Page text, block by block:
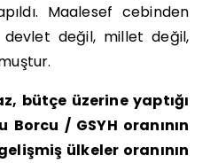
Maalesef cebinden
devlet değil, millet değil,
bütçe üzerine yaptığı
/ GSYH oranının
ülkeler oranının